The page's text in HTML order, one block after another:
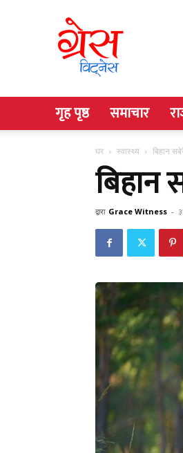
गृह पृष्ठ समाचार
घर स्वास्थ्य बिहान
बिहान
द्वारा Grace Witness -